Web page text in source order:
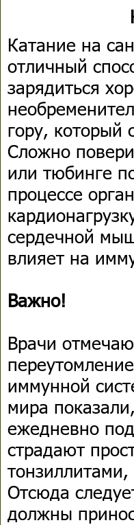
Катание на
отличный
зарядиться
гору, который
Сложно
или тюбинге
процессе
сердечной
влияет на
Важно!
Врачи
иммунной
мира
ежедневно
страдают
Отсюда
должны